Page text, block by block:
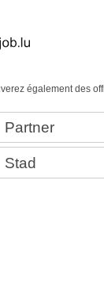
également des